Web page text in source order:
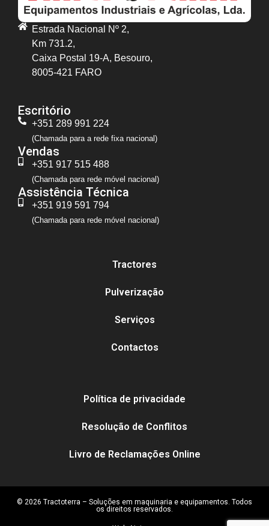
Estrada Nacional Nº 2,
Km 731.2,
Caixa Postal 19-A, Besouro,
8005-421 FARO
Escritório
+351 289 991 224
(Chamada para a rede fixa nacional)
Vendas
+351 917 515 488
(Chamada para rede móvel nacional)
Assistência Técnica
+351 919 591 794
(Chamada para rede móvel nacional)
Tractores
Pulverização
Serviços
Contactos
Política de privacidade
Resolução de Conflitos
Livro de Reclamações Online
© 2026 Tractoterra – Soluções em maquinaria e equipamentos. Todos
os direitos reservados.